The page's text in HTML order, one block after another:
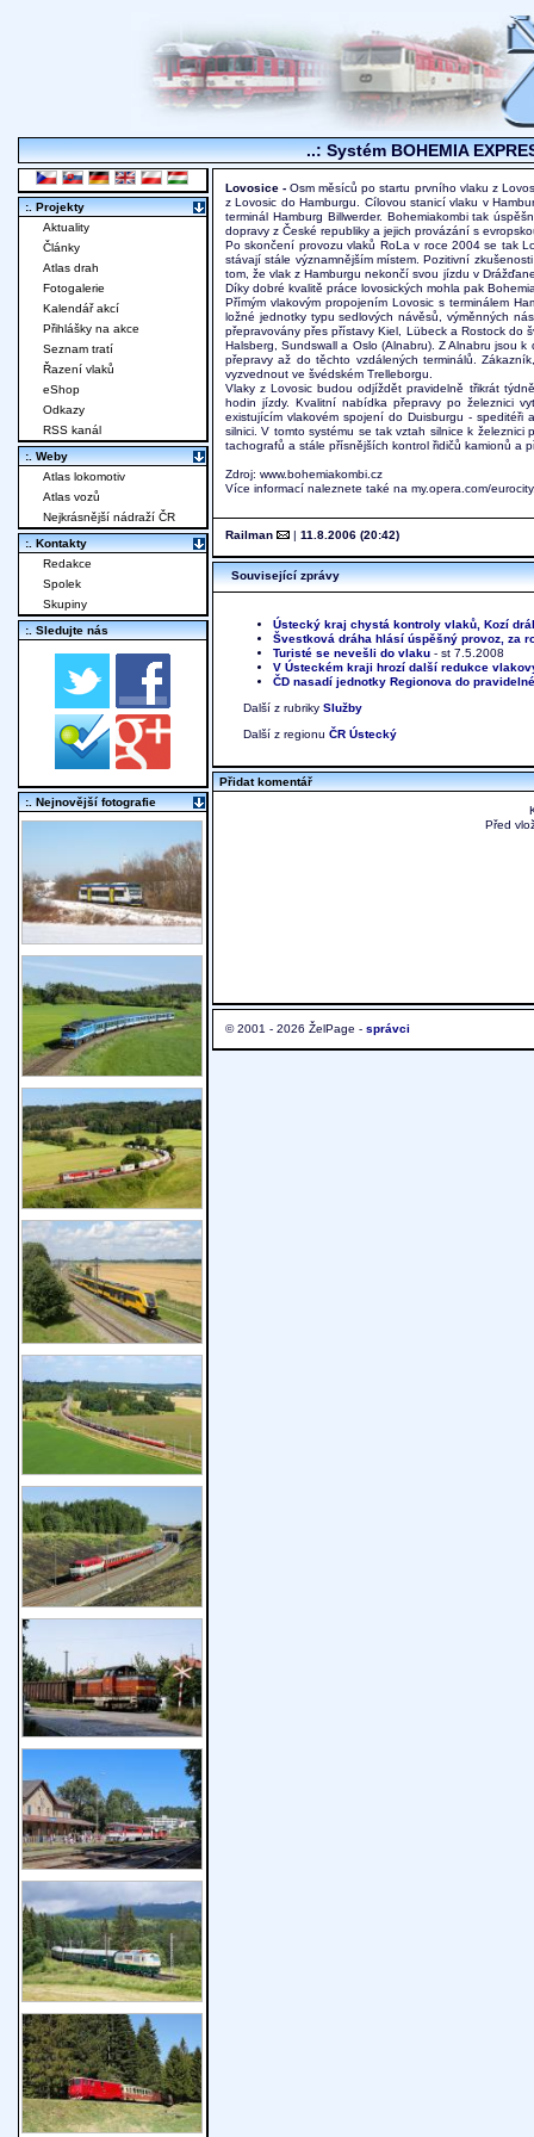
..: Systém BOHEMIA
Lovosice -Osm měsíců po startu prvního vlaku z
z Lovosic do Hamburgu. Cílovou stanicí vlaku v
terminál Hamburg Billwerder. Bohemiakombi tak
dopravy z České republiky a jejich provázání s
Po skončení provozu vlaků RoLa v roce 2004 se tak
stávají stále významnějším místem. Pozitivní
tom, že vlak z Hamburgu nekončí svou jízdu v
Díky dobré kvalitě práce lovosických mohla pak
Přímým vlakovým propojením Lovosic s terminálem
ložné jednotky typu sedlových návěsů, výměnných
přepravovány přes přístavy Kiel, Lübeck a Rostock do
Halsberg, Sundswall a Oslo (Alnabru). Z Alnabru jsou
přepravy až do těchto vzdálených terminálů.
vyzvednout ve švédském Trelleborgu.
Vlaky z Lovosic budou odjíždět pravidelně třikrát
hodin jízdy. Kvalitní nabídka přepravy po železnici
existujícím vlakovém spojení do Duisburgu -
silnici. V tomto systému se tak vztah silnice k
tachografů a stále přísnějších kontrol řidičů kamionů a
Zdroj: www.bohemiakombi.cz
Více informací naleznete také na my.opera.com/
Railman 11.8.2006 (20:42)
Související zprávy
Ústecký kraj chystá kontroly vlaků, Kozí
Švestková dráha hlásí úspěšný provoz, za
Turisté se nevešli do vlaku - st 7.5.2008
V Ústeckém kraji hrozí další redukce
ČD nasadí jednotky Regionova do
Další z rubriky Služby
Další z regionu ČR Ústecký
Přidat komentář
Před
© 2001 - 2026 ŽelPage - správci
:. Projekty
Aktuality
Články
Atlas drah
Fotogalerie
Kalendář akcí
Přihlášky na akce
Seznam tratí
Řazení vlaků
eShop
Odkazy
RSS kanál
:. Weby
Atlas lokomotiv
Atlas vozů
Nejkrásnější nádraží ČR
:. Kontakty
Redakce
Spolek
Skupiny
:. Sledujte nás
:. Nejnovější fotografie